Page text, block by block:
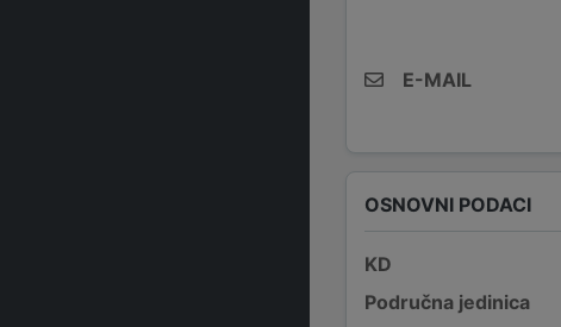
E-MAIL
OSNOVNI PODACI
KD
Područna jedinica